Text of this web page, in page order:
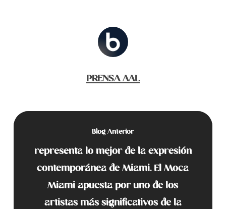
PRENSA AAL
Blog Anterior
representa lo mejor de la expresión
contemporánea de Miami. El Moca
Miami apuesta por uno de los
artistas más significativos de la